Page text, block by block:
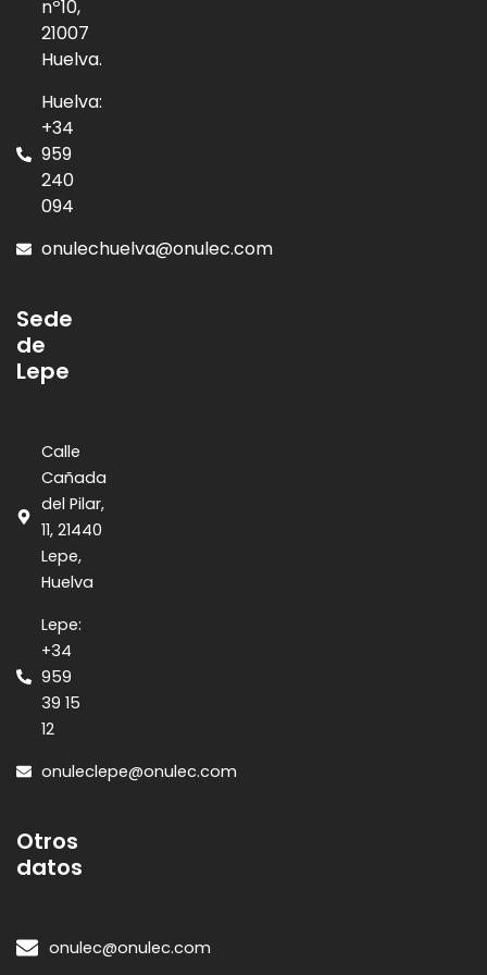
nº10,
21007
Huelva.
Huelva:
+34
959
240
094
onulechuelva@onulec.com
Sede
de
Lepe
Calle
Cañada
del Pilar,
11, 21440
Lepe,
Huelva
Lepe:
+34
959
39 15
12
onuleclepe@onulec.com
Otros
datos
onulec@onulec.com